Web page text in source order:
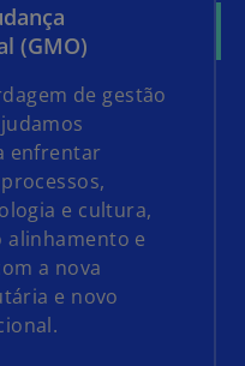
(GMO)
de gestão
enfrentar
e cultura,
alinhamento e
a nova
e novo